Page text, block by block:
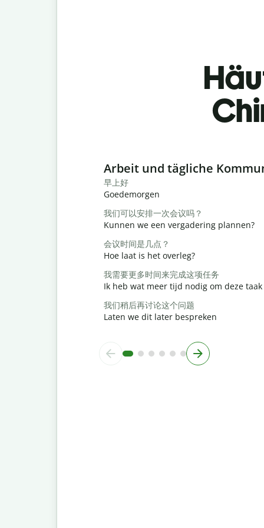
Slide 1 of 6
Arbeit und tägliche
早上好
Goedemorgen
我们可以安排一次会议吗？
Kunnen we een vergadering plannen?
会议时间是几点？
Hoe laat is het overleg?
我需要更多时间来完成这项任务
Ik heb wat meer tijd nodig om deze
我们稍后再讨论这个问题
Laten we dit later bespreken